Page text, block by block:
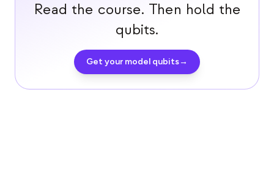
Read the course. Then hold the
qubits.
Get your model qubits→